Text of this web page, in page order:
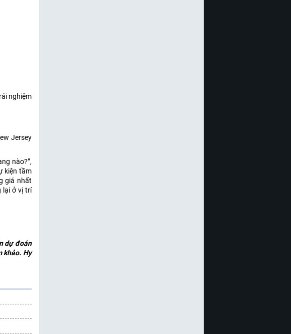
nghiệm
Jersey
nào?”,
kiện tầm
giá nhất
lại ở vị trí
dự đoán
khảo. Hy